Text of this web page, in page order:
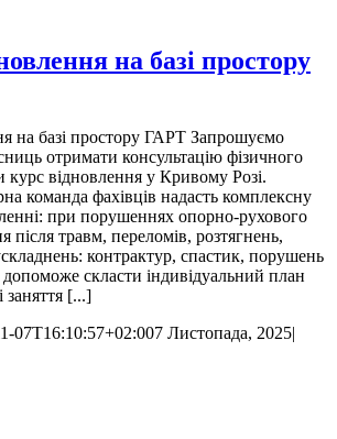
на базі простору
на базі простору ГАРТ Запрошуємо
отримати консультацію фізичного
курс відновлення у Кривому Розі.
команда фахівців надасть комплексну
при порушеннях опорно-рухового
після травм, переломів, розтягнень,
контрактур, спастик, порушень
скласти індивідуальний план
заняття [...]
07T16:10:57+02:007 Листопада, 2025|